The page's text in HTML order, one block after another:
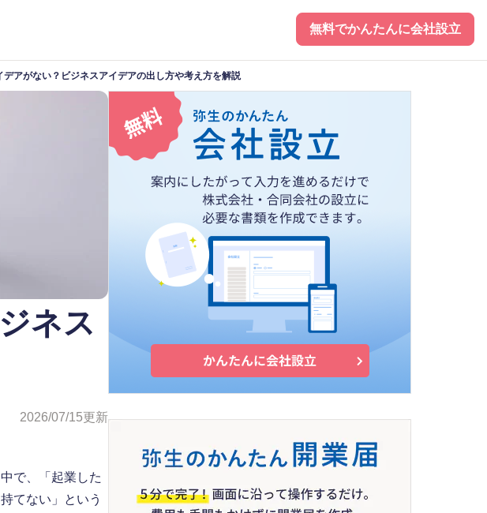
無料でかんたんに会社設立
デアがない？ビジネスアイデアの出し方や考え方を解説
ネス
2026/07/15更新
で、「起業した
てない」という